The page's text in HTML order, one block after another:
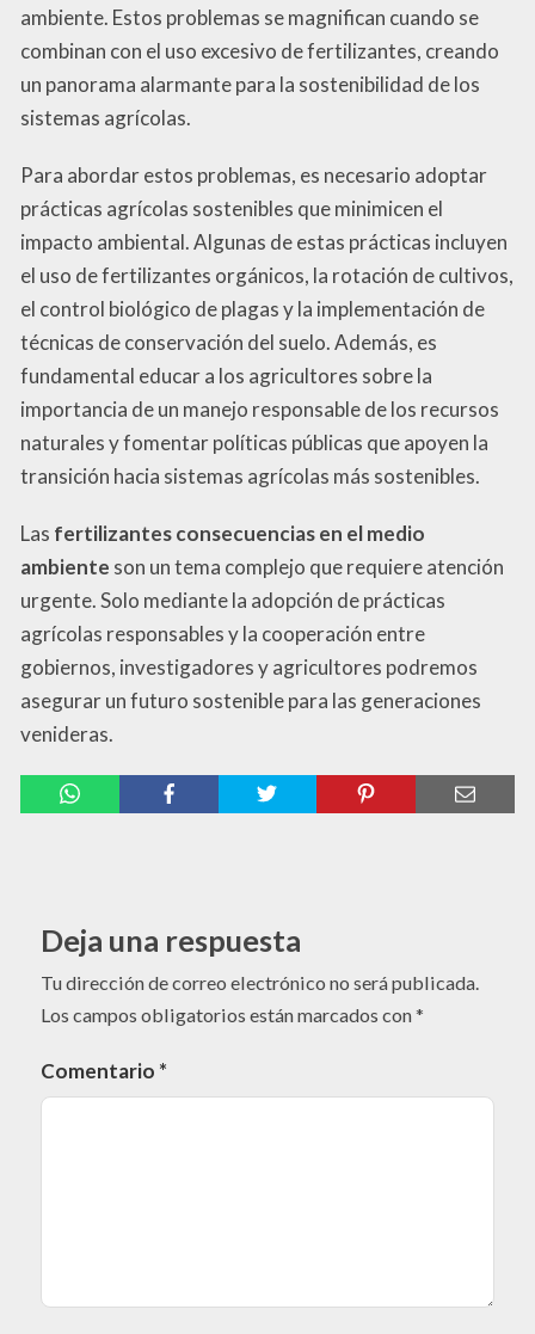
ambiente. Estos problemas se magnifican cuando se
combinan con el uso excesivo de fertilizantes, creando
un panorama alarmante para la sostenibilidad de los
sistemas agrícolas.
Para abordar estos problemas, es necesario adoptar
prácticas agrícolas sostenibles que minimicen el
impacto ambiental. Algunas de estas prácticas incluyen
el uso de fertilizantes orgánicos, la rotación de cultivos,
el control biológico de plagas y la implementación de
técnicas de conservación del suelo. Además, es
fundamental educar a los agricultores sobre la
importancia de un manejo responsable de los recursos
naturales y fomentar políticas públicas que apoyen la
transición hacia sistemas agrícolas más sostenibles.
Las fertilizantes consecuencias en el medio
ambiente son un tema complejo que requiere atención
urgente. Solo mediante la adopción de prácticas
agrícolas responsables y la cooperación entre
gobiernos, investigadores y agricultores podremos
asegurar un futuro sostenible para las generaciones
venideras.
Deja una respuesta
Tu dirección de correo electrónico no será publicada.
Los campos obligatorios están marcados con*
Comentario *